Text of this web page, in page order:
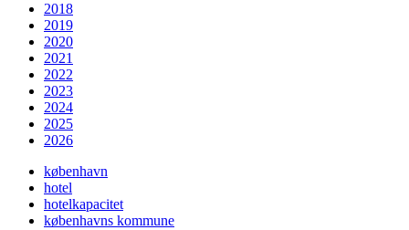
2018
2019
2020
2021
2022
2023
2024
2025
2026
københavn
hotel
hotelkapacitet
københavns kommune